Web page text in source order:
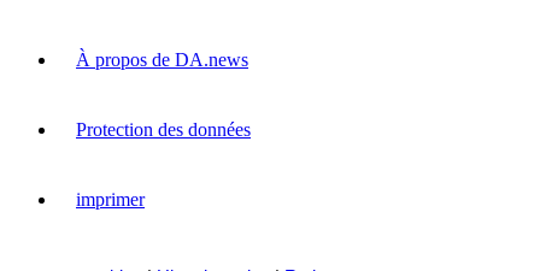
À propos de DA.news
Protection des données
imprimer